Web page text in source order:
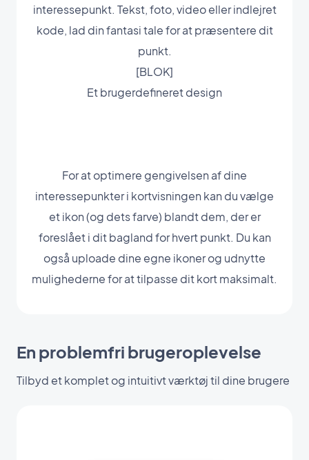
interessepunkt. Tekst, foto, video eller indlejret
kode, lad din fantasi tale for at præsentere dit
punkt.
[BLOK]
Et brugerdefineret design
For at optimere gengivelsen af dine
interessepunkter i kortvisningen kan du vælge
et ikon (og dets farve) blandt dem, der er
foreslået i dit bagland for hvert punkt. Du kan
også uploade dine egne ikoner og udnytte
mulighederne for at tilpasse dit kort maksimalt.
En problemfri brugeroplevelse
Tilbyd et komplet og intuitivt værktøj til dine brugere